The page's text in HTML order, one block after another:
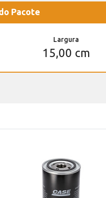
Pacote
Largura
15,00 cm